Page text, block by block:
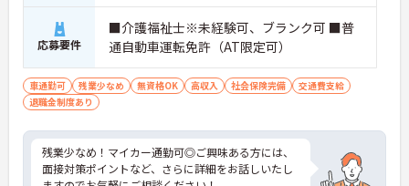
応募要件
■介護福祉士※未経験可、ブランク可 ■普
通自動車運転免許（AT限定可）
車通勤可 残業少なめ 無資格OK 高収入 社会保険完備
交通費支給
退職金制度あり
残業少なめ！マイカー通勤可◎ご興味ある方には、
面接対策ポイントなど、さらに詳細をお話しいたし